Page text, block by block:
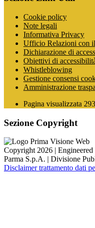
Cookie policy
Note legali
Informativa Privacy
Ufficio Relazioni con
Dichiarazione di
Obiettivi di
Whistleblowing
Gestione consensi
Amministrazione
Pagina visualizzata 293
Sezione Copyright
Copyright 2026 |
Parma S.p.A. | Divisione
Disclaimer trattamento dati